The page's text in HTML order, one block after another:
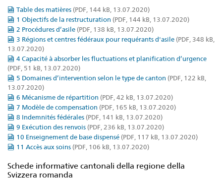
Table des matières (PDF, 144 kB, 13.07.2020)
1 Objectifs de la restructuration (PDF, 144 kB, 13.07.2020)
2 Procédures d’asile (PDF, 138 kB, 13.07.2020)
3 Régions et centres fédéraux pour requérants d'asile (PDF, 348 kB,
13.07.2020)
4 Capacité à absorber les fluctuations et planification d’urgence
(PDF, 51 kB, 13.07.2020)
5 Domaines d’intervention selon le type de canton (PDF, 122 kB,
13.07.2020)
6 Mécanisme de répartition (PDF, 42 kB, 13.07.2020)
7 Modèle de compensation (PDF, 165 kB, 13.07.2020)
8 Indemnités fédérales (PDF, 141 kB, 13.07.2020)
9 Exécution des renvois (PDF, 236 kB, 13.07.2020)
10 Enseignement de base dispensé (PDF, 117 kB, 13.07.2020)
11 Accès aux soins (PDF, 106 kB, 13.07.2020)
Schede informative cantonali della regione della
Svizzera romanda